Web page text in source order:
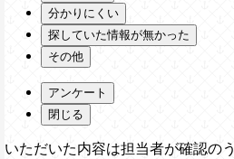
分かりにくい
探していた情報が無かった
その他
アンケート
閉じる
いただいた内容は担当者が確認の